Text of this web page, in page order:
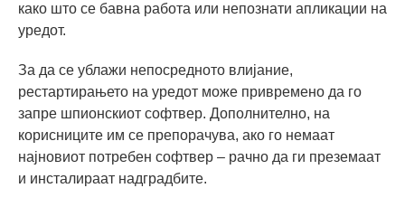
како што се бавна работа или непознати апликации на
уредот.
За да се ублажи непосредното влијание,
рестартирањето на уредот може привремено да го
запре шпионскиот софтвер. Дополнително, на
корисниците им се препорачува, ако го немаат
најновиот потребен софтвер – рачно да ги преземаат
и инсталираат надградбите.